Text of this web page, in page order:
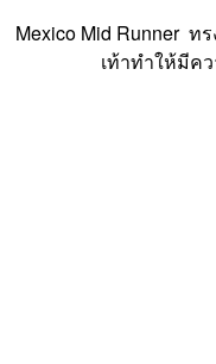
Mexico Mid Runner ท
เท้าทำให้มีค